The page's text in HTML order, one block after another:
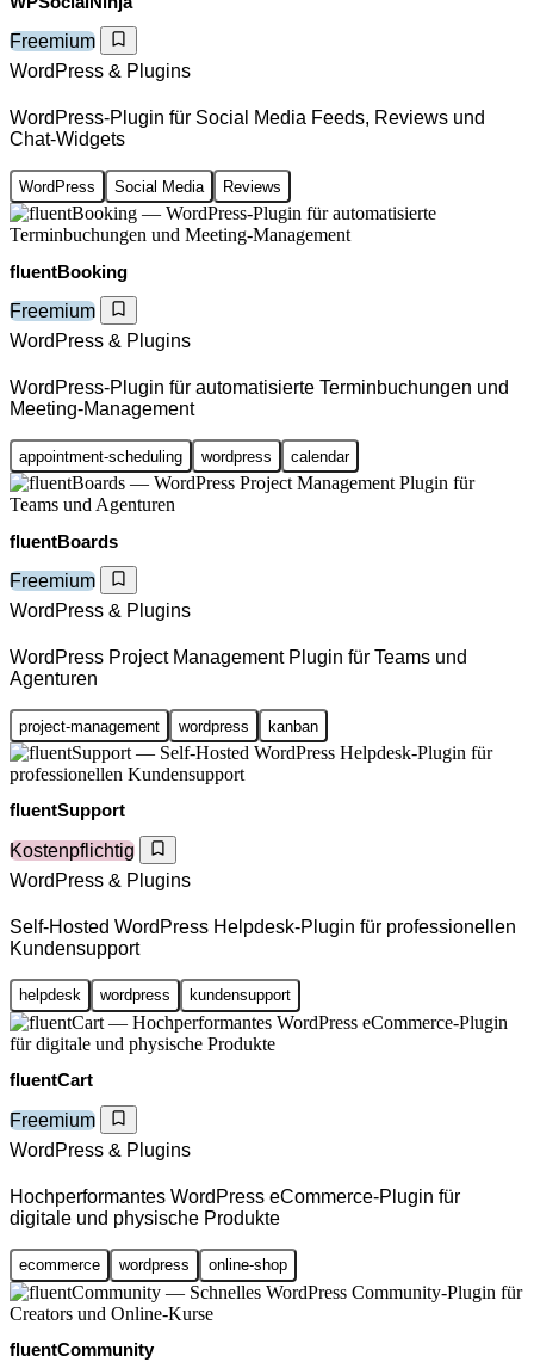
Freemium
WordPress & Plugins
WordPress-Plugin für Social Media Feeds, Reviews und
Chat-Widgets
WordPress Social Media Reviews
fluentBooking
Freemium
WordPress & Plugins
WordPress-Plugin für automatisierte Terminbuchungen und
Meeting-Management
appointment-scheduling wordpress calendar
fluentBoards
Freemium
WordPress & Plugins
WordPress Project Management Plugin für Teams und
Agenturen
project-management wordpress kanban
fluentSupport
Kostenpflichtig
WordPress & Plugins
Self-Hosted WordPress Helpdesk-Plugin für professionellen
Kundensupport
helpdesk wordpress kundensupport
fluentCart
Freemium
WordPress & Plugins
Hochperformantes WordPress eCommerce-Plugin für
digitale und physische Produkte
ecommerce wordpress online-shop
fluentCommunity